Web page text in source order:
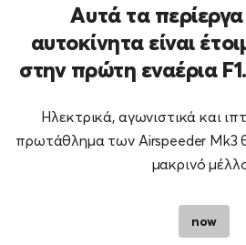
Αυτά τα
αυτοκίνητα είναι
στην πρώτη εναέρια
Ηλεκτρικά, αγωνιστικά και
πρωτάθλημα των Airspeeder Mk3
μακρινό
now